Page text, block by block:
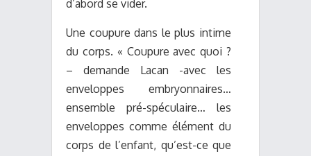
d’abord se vider.
Une coupure dans le plus intime
du corps. « Coupure avec quoi ?
– demande Lacan -avec les
enveloppes embryonnaires…
ensemble pré-spéculaire… les
enveloppes comme élément du
corps de l’enfant, qu’est-ce que